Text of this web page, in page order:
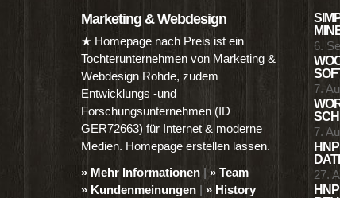
Marketing & Webdesign
★ Homepage nach Preis ist ein
Tochterunternehmen von Marketing &
Webdesign Rohde, zudem
Entwicklungs -und
Forschungsunternehmen (ID
GER72663) für Internet & moderne
Medien. Homepage erstellen lassen.
» Mehr Informationen | » Team
» Kundenmeinungen | » History
6.
7.
7.
27.